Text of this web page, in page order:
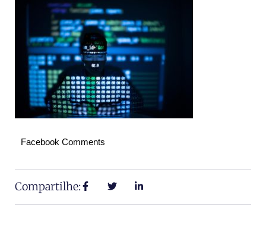
Facebook Comments
Compartilhe: